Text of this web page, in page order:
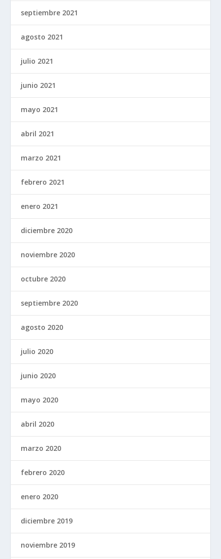
septiembre 2021
agosto 2021
julio 2021
junio 2021
mayo 2021
abril 2021
marzo 2021
febrero 2021
enero 2021
diciembre 2020
noviembre 2020
octubre 2020
septiembre 2020
agosto 2020
julio 2020
junio 2020
mayo 2020
abril 2020
marzo 2020
febrero 2020
enero 2020
diciembre 2019
noviembre 2019